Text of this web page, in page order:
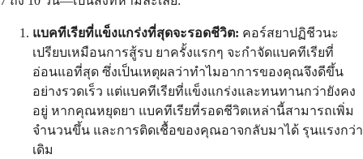
แบคทีเรียที่แข็งแกร่งที่สุดจะรอดชีวิต: คอร์สยาปฏิชีวนะ
เปรียบเหมือนการสู้รบ ยาครั้งแรกๆ จะกำจัดแบคทีเรียที่
อ่อนแอที่สุด ซึ่งเป็นเหตุผลว่าทำไมอาการของคุณจึงดีขึ้น
อย่างรวดเร็ว แต่แบคทีเรียที่แข็งแกร่งและทนทานกว่ายังคง
อยู่ หากคุณหยุดยา แบคทีเรียที่รอดชีวิตเหล่านี้สามารถเพิ่ม
จำนวนขึ้น และการติดเชื้อของคุณอาจกลับมาได้ รุนแรงกว่า
เดิม